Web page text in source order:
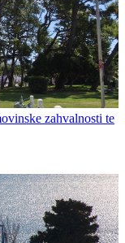
zahvalnosti te